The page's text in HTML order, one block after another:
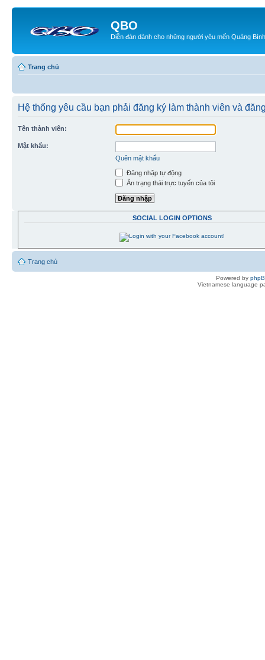
QBO
Diễn đàn dành cho những người yêu mến Quảng Bình
Trang chủ
Hệ thống yêu cầu bạn phải đăng ký làm thành viên và
Tên thành viên:
Mật khẩu:
Quên mật khẩu
Đăng nhập tự động
Ẩn trạng thái trực tuyến của tôi
SOCIAL LOGIN OPTIONS
Trang chủ
Powered by
Vietnamese language